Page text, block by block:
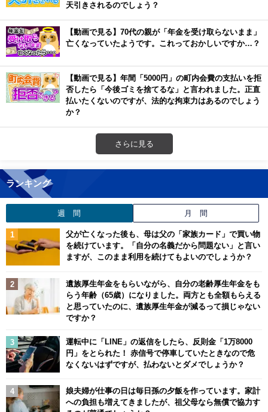
天引きされるのでしょう？
【動画で見る】70代の親が「年金を受け取らないまま」
亡くなっていたようです。これっておかしいですか…？
【動画で見る】年間「5000円」の町内会費の支払いを拒
否したら「今後ゴミを捨てるな」と言われました。正直
払いたくないのですが、法的な拘束力はあるのでしょう
か？
さらに見る
ランキング
週 間 月 間
父が亡くなった後も、母は父の「家族カード」で買い物
を続けています。「自分の名義だから問題ない」と言い
ますが、このまま利用を続けてもよいのでしょうか？
遺族厚生年金をもらいながら、自分の老齢厚生年金をも
らう年齢（65歳）になりました。両方とも全額もらえる
と思っていたのに、遺族厚生年金が減るって損じゃない
ですか？
運転中に「LINE」の返信をしたら、反則金「1万8000
円」をとられた！ 赤信号で停車していたときなので危
なくないはずですが、払わないとダメでしょうか？
娘夫婦が仕事の日は毎日孫の夕飯を作っています。家計
への負担も増えてきましたが、祖父母なら無償で協力す